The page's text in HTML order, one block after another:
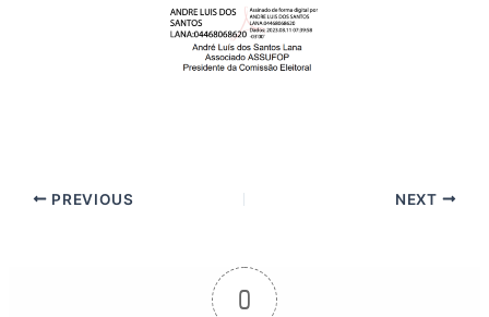
PREVIOUS NEXT
0